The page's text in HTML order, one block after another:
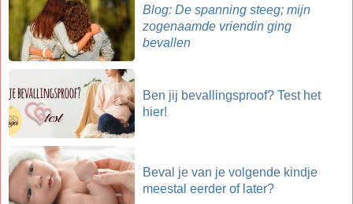
Blog: De spanning steeg; mijn
zogenaamde vriendin ging
bevallen
Ben jij bevallingsproof? Test het
hier!
Beval je van je volgende kindje
meestal eerder of later?